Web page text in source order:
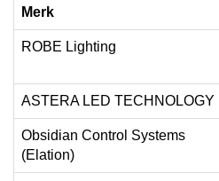
Merk
ROBE Lighting
ASTERA LED TECHNOLOGY
Obsidian Control Systems
(Elation)